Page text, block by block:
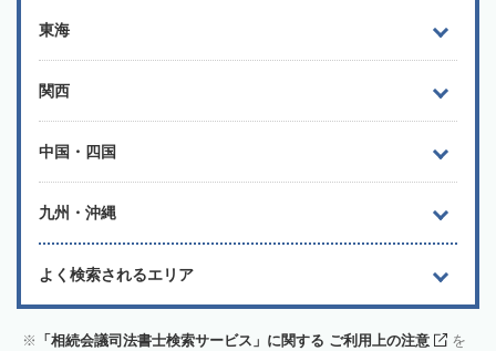
東海
関西
中国・四国
九州・沖縄
よく検索されるエリア
「相続会議司法書士検索サービス」に関する ご利用上の注意
を